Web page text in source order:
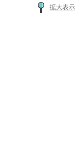
拡大表示